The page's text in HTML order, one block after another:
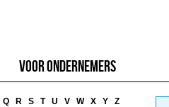
Voor Ondernemers
Q R S T U V W X Y Z